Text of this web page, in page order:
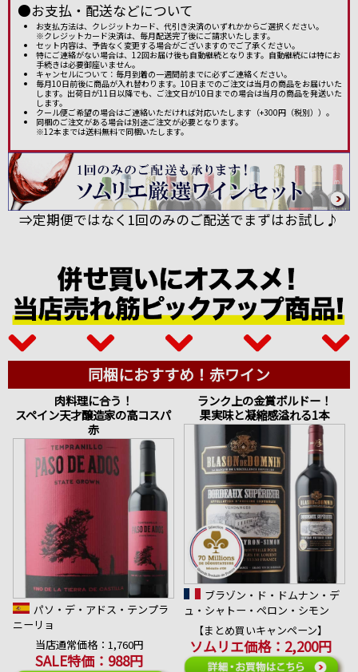
●お支払・配送などについて
お支払方法は、クレジットカード、代引き決済のいずれかからご選択ください。
※クレジットカード決済は、毎月配送完了後にご請求いたします。
セット内容は、予告なく変更する場合がございますのでご了承ください。
特にご連絡がない場合は、12回お届け後も自動継続となります。自動継続には特にお
手続きは必要御座いません。
キャンセルについて：毎月到着の一週間前までに必ずご連絡ください。
毎月10日前後に商品が入れ替わります。10日までのご注文は当月の商品をお届けいた
します。出荷日が11日以降でも、ご注文日が10日までの場合は当月の商品を発送いた
します。
クール便ご希望の場合はご連絡いただければ対応いたします（+300円（税別））。
同梱のご注文がある場合は別途ご注文が必要となります。
※12本までは送料無料で同梱いたします。
⇒定期便ではなく1回のみのご配送でまずはお試し♪
同梱におすすめ！赤ワイン
肉料理に合う！
スペイン天才醸造家の高コスパ
赤
パソ・デ・アドス・テンプラ
ニーリョ
当店通常価格：1,760円
SALE特価：988円
ランク上の金賞ボルドー！
果実味と凝縮感溢れる1本
ブラゾン・ド・ドムナン・デ
ュ・シャトー・ペロン・シモン
【まとめ買いキャンペーン】
ソムリエ価格：2,200円